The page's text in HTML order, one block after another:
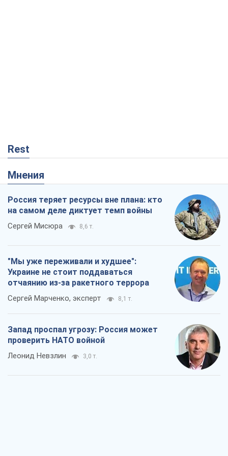
Rest
Мнения
Россия теряет ресурсы вне плана: кто
на самом деле диктует темп войны
Сергей Мисюра 8,6 т.
"Мы уже переживали и худшее":
Украине не стоит поддаваться
отчаянию из-за ракетного террора
Сергей Марченко, эксперт 8,1 т.
Запад проспал угрозу: Россия может
проверить НАТО войной
Леонид Невзлин 3,0 т.